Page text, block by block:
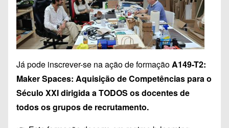
Já pode inscrever-se na ação de formaçãoA149-T2:
Maker Spaces: Aquisição de Competências para o
Século XXI dirigida a TODOS os docentes de
todos os grupos de recrutamento.